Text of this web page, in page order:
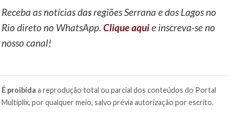
Receba as notícias das regiões Serrana e dos Lagos no
Rio direto no WhatsApp.Clique aquie inscreva-se no
nosso canal!
É proibida a reprodução total ou parcial dos conteúdos do Portal
Multiplix, por qualquer meio, salvo prévia autorização por escrito.